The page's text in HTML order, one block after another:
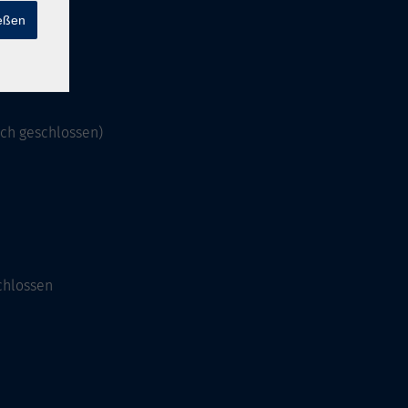
geschlossen)